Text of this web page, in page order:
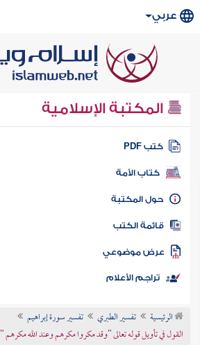
عربي
المكتبة الإسلامية
كتب PDF
كتاب الأمة
المكتبة
الكتب
موضوعي
تراجم الأعلام
الرئيسية تفسير الطبري
تفسير سورة إبراهيم
القول في تأويل قوله تعالى "وقد مكروا مكرهم وعند الله مكرهم "